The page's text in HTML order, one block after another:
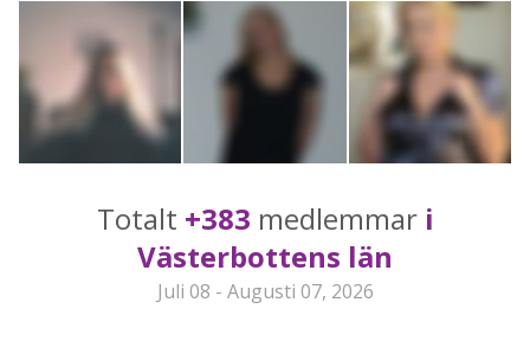
Totalt +383 medlemmar i
Västerbottens län
Juli 08 - Augusti 07, 2026